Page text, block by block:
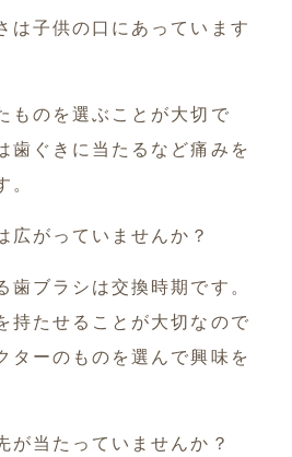
子供の口にあっています
ものを選ぶことが大切で
歯ぐきに当たるなど痛みを
。
がっていませんか？
歯ブラシは交換時期です。
持たせることが大切なので
ターのものを選んで興味を
当たっていませんか？